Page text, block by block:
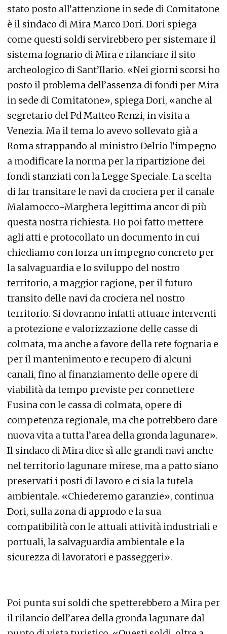
stato posto all’attenzione in sede di Comitatone
è il sindaco di Mira Marco Dori. Dori spiega
come questi soldi servirebbero per sistemare il
sistema fognario di Mira e rilanciare il sito
archeologico di Sant’Ilario. «Nei giorni scorsi ho
posto il problema dell’assenza di fondi per Mira
in sede di Comitatone», spiega Dori, «anche al
segretario del Pd Matteo Renzi, in visita a
Venezia. Ma il tema lo avevo sollevato già a
Roma strappando al ministro Delrio l’impegno
a modificare la norma per la ripartizione dei
fondi stanziati con la Legge Speciale. La scelta
di far transitare le navi da crociera per il canale
Malamocco-Marghera legittima ancor di più
questa nostra richiesta. Ho poi fatto mettere
agli atti e protocollato un documento in cui
chiediamo con forza un impegno concreto per
la salvaguardia e lo sviluppo del nostro
territorio, a maggior ragione, per il futuro
transito delle navi da crociera nel nostro
territorio. Si dovranno infatti attuare interventi
a protezione e valorizzazione delle casse di
colmata, ma anche a favore della rete fognaria e
per il mantenimento e recupero di alcuni
canali, fino al finanziamento delle opere di
viabilità da tempo previste per connettere
Fusina con le cassa di colmata, opere di
competenza regionale, ma che potrebbero dare
nuova vita a tutta l’area della gronda lagunare».
Il sindaco di Mira dice sì alle grandi navi anche
nel territorio lagunare mirese, ma a patto siano
preservati i posti di lavoro e ci sia la tutela
ambientale. «Chiederemo garanzie», continua
Dori, sulla zona di approdo e la sua
compatibilità con le attuali attività industriali e
portuali, la salvaguardia ambientale e la
sicurezza di lavoratori e passeggeri».
Poi punta sui soldi che spetterebbero a Mira per
il rilancio dell’area della gronda lagunare dal